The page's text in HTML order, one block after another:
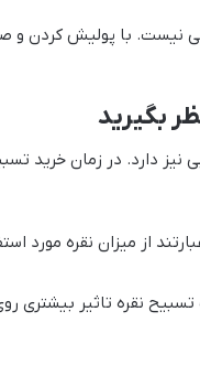
نیست. با پولیش کردن و
بگیرید
دارد. در زمان خرید
از میزان نقره‌ مورد
نقره تاثیر بیشتری